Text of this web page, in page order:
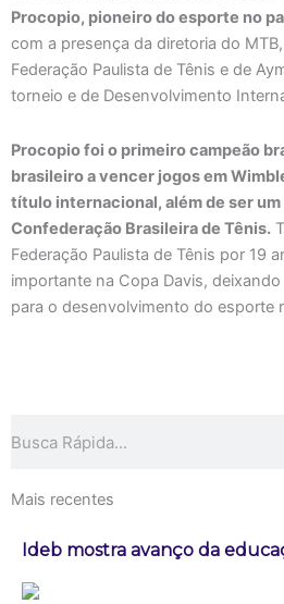
Procopio, pioneiro do esporte no
com a presença da diretoria do
Federação Paulista de Tênis e de
torneio e de Desenvolvimento
Procopio foi o primeiro campeão
brasileiro a vencer jogos em
título internacional, além de ser
Confederação Brasileira de Tênis.
Federação Paulista de Tênis por 19
importante na Copa Davis,
para o desenvolvimento do esporte
Mais recentes
Ideb mostra avanço da